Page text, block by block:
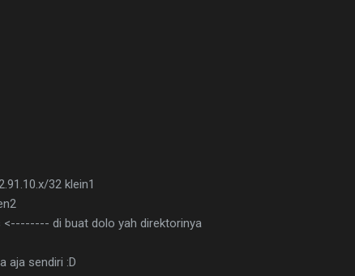
32 klein1
di buat dolo yah direktorinya
aja sendiri :D